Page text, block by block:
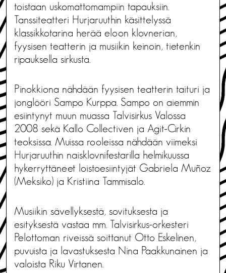
toistaan uskomattomampiin tapauksiin.
Tanssiteatteri Hurjaruuthin käsittelyssä
klassikkotarina herää eloon klovnerian,
fyysisen teatterin ja musiikin keinoin, tietenkin
ripauksella sirkusta.
Pinokkiona nähdään fyysisen teatterin taituri ja
jonglööri Sampo Kurppa. Sampo on aiemmin
esiintynyt muun muassa Talvisirkus Valossa
2008 sekä Kallo Collectiven ja Agit-Cirkin
teoksissa. Muissa rooleissa nähdään viimeksi
Hurjaruuthin naisklovnifestarilla helmikuussa
hykerryttäneet loistoesiintyjät Gabriela Muñoz
(Meksiko) ja Kristiina Tammisalo.
Musiikin sävellyksestä, sovituksesta ja
esityksestä vastaa mm. Talvisirkus-orkesteri
Pelottoman riveissä soittanut Otto Eskelinen,
puvuista ja lavastuksesta Nina Paakkunainen ja
valoista Riku Virtanen.